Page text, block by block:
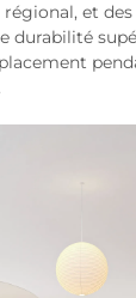
et
durabilité